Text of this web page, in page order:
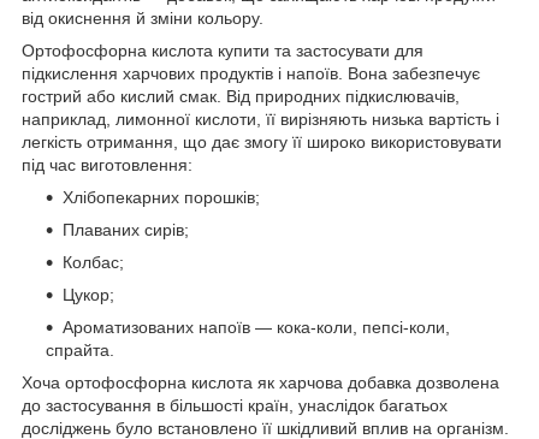
від окиснення й зміни кольору.
Ортофосфорна кислота купити та застосувати для
підкислення харчових продуктів і напоїв. Вона забезпечує
гострий або кислий смак. Від природних підкислювачів,
наприклад, лимонної кислоти, її вирізняють низька вартість і
легкість отримання, що дає змогу її широко використовувати
під час виготовлення:
Хлібопекарних порошків;
Плаваних сирів;
Колбас;
Цукор;
Ароматизованих напоїв — кока-коли, пепсі-коли,
спрайта.
Хоча ортофосфорна кислота як харчова добавка дозволена
до застосування в більшості країн, унаслідок багатьох
досліджень було встановлено її шкідливий вплив на організм.